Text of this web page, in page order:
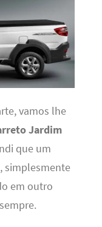
vamos lhe
Jardim
que um
simplesmente
em outro